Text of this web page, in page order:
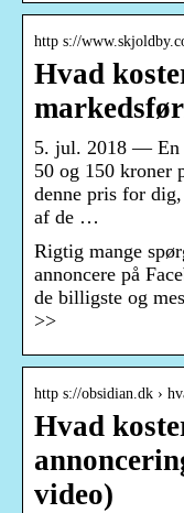
http s://
Hvad
5. jul. 2018 — En
50 og 150 kroner
denne pris for
af de …
Rigtig mange
annoncere på
de billigste og
>>
http s://obsidian.dk ›
Hvad
video)